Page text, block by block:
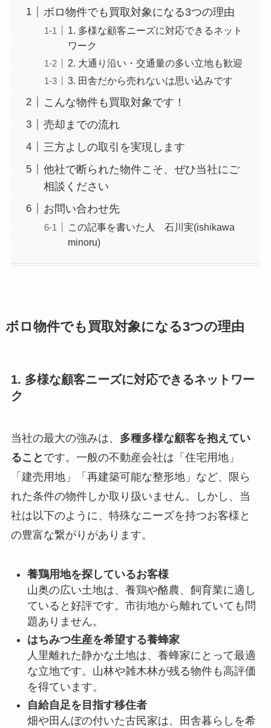
ボロ物件でも買取対象になる3つの理由
1. 多様な顧客ニーズに対応できるネット
ワーク
2. 大通り沿い・交通量の多い立地も歓迎
3. 田舎だから売れないは思い込みです
こんな物件も買取対象です！
売却までの流れ
三方よしの取引を実現します
他社で断られた物件こそ、ぜひ当社にご
相談ください
お問い合わせ先
この記事を書いた人 石川実(ishikawa
minoru)
ボロ物件でも買取対象になる3つの理由
1. 多様な顧客ニーズに対応できるネットワー
ク
当社の最大の強みは、 多種多様な顧客を抱えてい
ること です。一般の不動産会社は「住宅用地」
「建売用地」「再建築可能な整形地」など、限ら
れた条件の物件しか取り扱いません。しかし、当
社は以下のように、特殊なニーズを持つお客様と
の豊富な繋がりがあります。
養鶏用地を探しているお客様
山奥の広い土地は、養鶏や酪農、飼育業に適し
ていると好評です。市街地から離れていても問
題ありません。
はちみつ生産を希望する養蜂家
人里離れた静かな土地は、養蜂家にとって最適
な立地です。山林や雑木林が残る物件も高評価
を得ています。
自給自足を目指す移住者
畑や田んぼの付いた古民家は、田舎暮らしを希